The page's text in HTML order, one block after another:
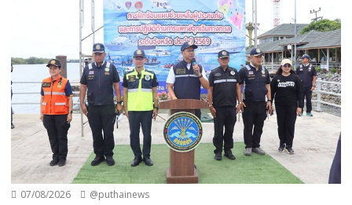
07/08/2026 @puthainews